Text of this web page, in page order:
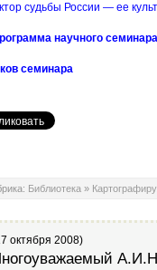
судьбы России — ее
научного
семинара
Библиотека »
октября 2008)